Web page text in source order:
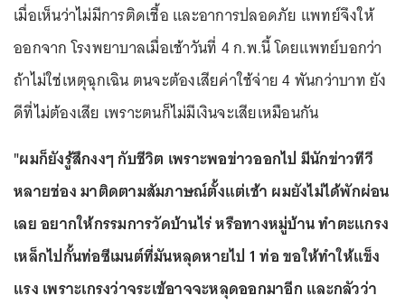
เมื่อเห็นว่าไม่มีการติดเชื้อ และอาการปลอดภัย แพทย์จึงให้
ออกจาก โรงพยาบาลเมื่อเช้าวันที่ 4 ก.พ.นี้ โดยแพทย์บอกว่า
ถ้าไม่ใช่เหตุฉุกเฉิน ตนจะต้องเสียค่าใช้จ่าย 4 พันกว่าบาท ยัง
ดีที่ไม่ต้องเสีย เพราะตนก็ไม่มีเงินจะเสียเหมือนกัน
"ผมก็ยังรู้สึกงงๆ กับชีวิต เพราะพอข่าวออกไป มีนักข่าวทีวี
หลายช่อง มาติดตามสัมภาษณ์ตั้งแต่เช้า ผมยังไม่ได้พักผ่อน
เลย อยากให้กรรมการวัดบ้านไร่ หรือทางหมู่บ้าน ทำตะแกรง
เหล็กไปกั้นท่อซีเมนต์ที่มันหลุดหายไป 1 ท่อ ขอให้ทำให้แข็ง
แรง เพราะเกรงว่าจระเข้อาจจะหลุดออกมาอีก และกลัวว่า